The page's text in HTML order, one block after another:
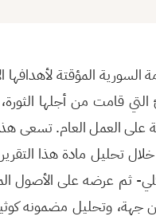
المؤقتة لأهدافها
قامت من أجلها
على العمل العام. تسعى
عملها الربعي لعام 2014، من خلال
ثم عرضه على الأصول
وتحليل مضمونه